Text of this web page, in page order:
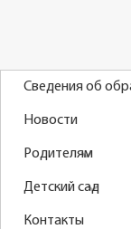
Сведения об
Новости
Родителям
Детский сад
Контакты